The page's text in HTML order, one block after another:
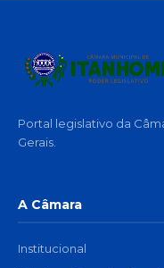
Portal legislativo da
Gerais.
A Câmara
Institucional